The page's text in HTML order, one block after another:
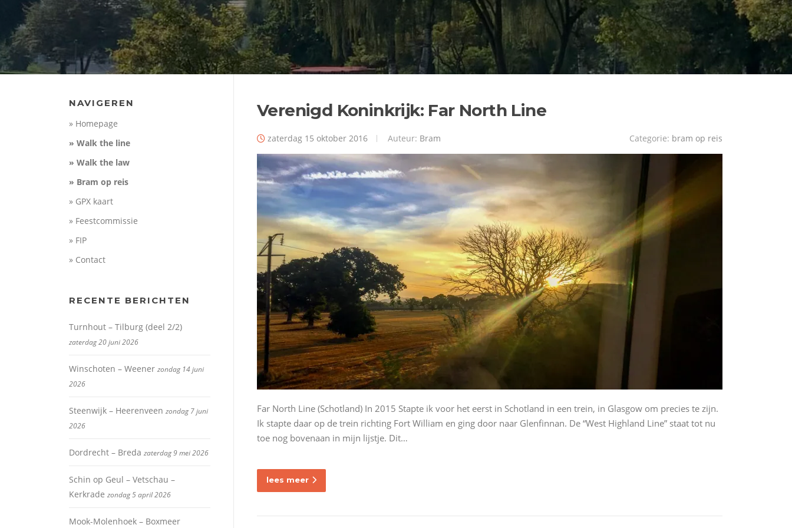
Verenigd Koninkrijk: Far North Line
zaterdag 15 oktober 2016 Auteur: Bram Categorie: bram op reis
Far North Line (Schotland) In 2015 Stapte ik voor het eerst in Schotland in een trein, in Glasgow om precies te zijn.
Ik stapte daar op de trein richting Fort William en ging door naar Glenfinnan. De “West Highland Line” staat tot nu
toe nog bovenaan in mijn lijstje. Dit…
lees meer
NAVIGEREN
» Homepage
» Walk the line
» Walk the law
» Bram op reis
» GPX kaart
» Feestcommissie
» FIP
» Contact
RECENTE BERICHTEN
Turnhout – Tilburg (deel 2/2)
zaterdag 20 juni 2026
Winschoten – Weener zondag 14 juni
2026
Steenwijk – Heerenveen zondag 7 juni
2026
Dordrecht – Breda zaterdag 9 mei 2026
Schin op Geul – Vetschau –
Kerkrade zondag 5 april 2026
Mook-Molenhoek – Boxmeer